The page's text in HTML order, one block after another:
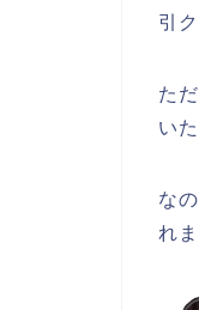
引
た
い
な
れま